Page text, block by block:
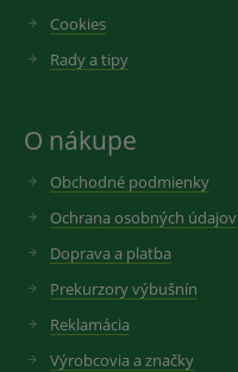
Cookies
Rady a tipy
O nákupe
Obchodné podmienky
Ochrana osobných údajov
Doprava a platba
Prekurzory výbušnín
Reklamácia
Výrobcovia a značky